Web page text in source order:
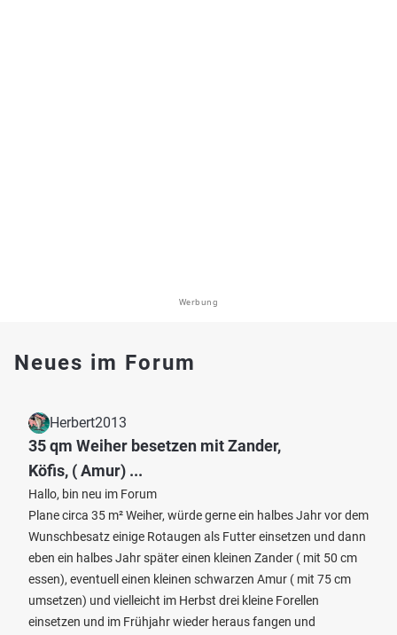
Werbung
Neues im Forum
Herbert2013
35 qm Weiher besetzen mit Zander,
Köfis, ( Amur) ...
Hallo, bin neu im Forum
Plane circa 35 m² Weiher, würde gerne ein halbes Jahr vor dem
Wunschbesatz einige Rotaugen als Futter einsetzen und dann
eben ein halbes Jahr später einen kleinen Zander ( mit 50 cm
essen), eventuell einen kleinen schwarzen Amur ( mit 75 cm
umsetzen) und vielleicht im Herbst drei kleine Forellen
einsetzen und im Frühjahr wieder heraus fangen und